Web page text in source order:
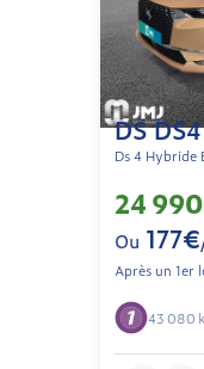
DS DS4
Ds 4 Hybride
24
Ou 177€
Après un 1er
43 080